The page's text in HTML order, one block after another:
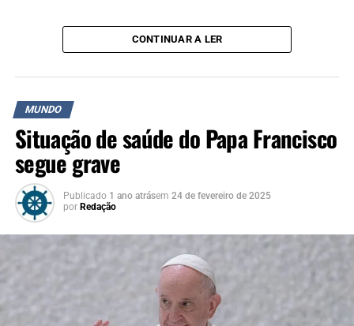
Mesmo debilitado, gravou uma mensagem agradecendo
as orações dos fiéis. Sua morte representa uma grande
carismático e comprometido com os valores do
Evangelho e a dignidade dos mais marginalizados.
CONTINUAR A LER
MUNDO
Situação de saúde do Papa Francisco
segue grave
Publicado 1 ano atrásem 24 de fevereiro de 2025
por Redação